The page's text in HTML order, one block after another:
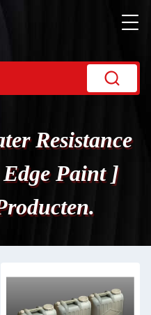
Resistance
Paint ]